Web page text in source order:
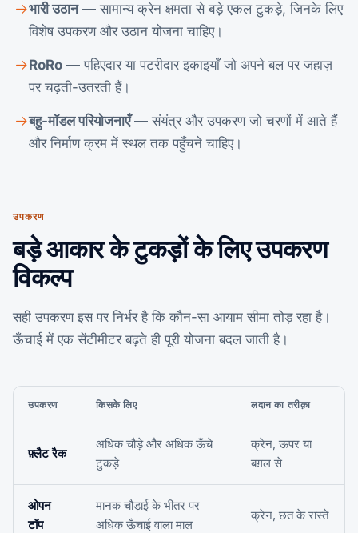
भारी उठान— सामान्य क्रेन क्षमता से बड़े एकल टुकड़े, जिनके लिए
विशेष उपकरण और उठान योजना चाहिए।
RoRo — पहिएदार या पटरीदार इकाइयाँ जो अपने बल पर जहाज़
पर चढ़ती-उतरती हैं।
बहु-मॉडल परियोजनाएँ— संयंत्र और उपकरण जो चरणों में आते हैं
और निर्माण क्रम में स्थल तक पहुँचने चाहिए।
उपकरण
बड़े आकार के टुकड़ों के लिए उपकरण
विकल्प
सही उपकरण इस पर निर्भर है कि कौन-सा आयाम सीमा तोड़ रहा है।
ऊँचाई में एक सेंटीमीटर बढ़ते ही पूरी योजना बदल जाती है।
उपकरण किसके लिए लदान का तरीक़ा
फ़्लैट रैक
अधिक चौड़े और अधिक ऊँचे
टुकड़े
क्रेन, ऊपर या
बग़ल से
ओपन
टॉप
मानक चौड़ाई के भीतर पर
अधिक ऊँचाई वाला माल
क्रेन, छत के रास्ते